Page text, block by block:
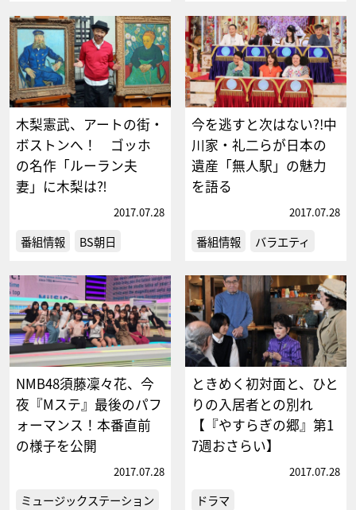
木梨憲武、アートの街・
ボストンへ！ ゴッホ
の名作「ルーラン夫
妻」に木梨は⁈
2017.07.28
番組情報 BS朝日
今を逃すと次はない?!中
川家・礼二らが日本の
遺産「無人駅」の魅力
を語る
2017.07.28
番組情報 バラエティ
NMB48須藤凜々花、今
夜『Mステ』最後のパフ
ォーマンス！本番直前
の様子を公開
2017.07.28
ミュージックステーション
ときめく初対面と、ひと
りの入居者との別れ
【『やすらぎの郷』第1
7週おさらい】
2017.07.28
ドラマ